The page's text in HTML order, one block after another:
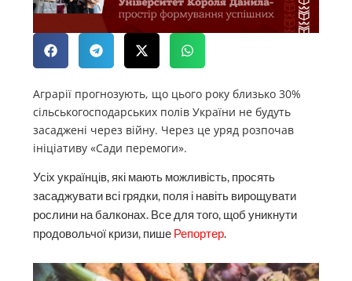
Аграрії прогнозують, що цього року близько 30%
сільськогосподарських полів України не будуть
засаджені через війну. Через це уряд розпочав
ініціативу «Сади перемоги».
Усіх українців, які мають можливість, просять
засаджувати всі грядки, поля і навіть вирощувати
рослини на балконах. Все для того, щоб уникнути
продовольчої кризи, пише Репортер.